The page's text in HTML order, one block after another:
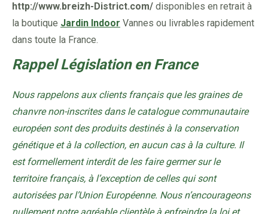
http://www.breizh-District.com/ disponibles en retrait à
la boutique Jardin Indoor Vannes ou livrables rapidement
dans toute la France.
Rappel Législation en France
Nous rappelons aux clients français que les graines de
chanvre non-inscrites dans le catalogue communautaire
européen sont des produits destinés à la conservation
génétique et à la collection, en aucun cas à la culture. Il
est formellement interdit de les faire germer sur le
territoire français, à l’exception de celles qui sont
autorisées par l’Union Européenne. Nous n’encourageons